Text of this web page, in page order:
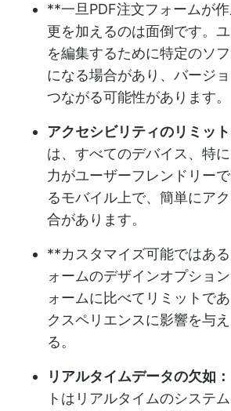
**一旦PDF注文フォームが
更を加えるのは面倒です。
を編集するために特定のソ
になる場合があり、バージ
つながる可能性があります。
アクセシビリティのリミッ
は、すべてのデバイス、特
力がユーザーフレンドリー
るモバイル上で、簡単にア
合があります。
**カスタマイズ可能ではあ
ォームのデザインオプショ
ォームに比べてリミットで
クスペリエンスに影響を与
る。
リアルタイムデータの欠如：
トはリアルタイムのシステ